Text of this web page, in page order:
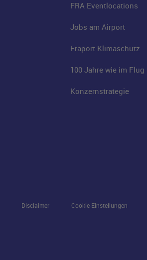
FRA Eventlocations
Jobs am Airport
Fraport Klimaschutz
100 Jahre wie im Flug
Konzernstrategie
Disclaimer Cookie-Einstellungen